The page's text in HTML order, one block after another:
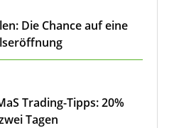
Die Chance auf eine
Trading-Tipps: 20%
Tagen